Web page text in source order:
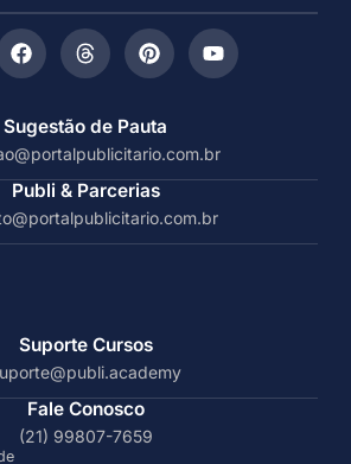
Sugestão de Pauta
Publi & Parcerias
Suporte Cursos
Fale Conosco
(21) 99807-7659